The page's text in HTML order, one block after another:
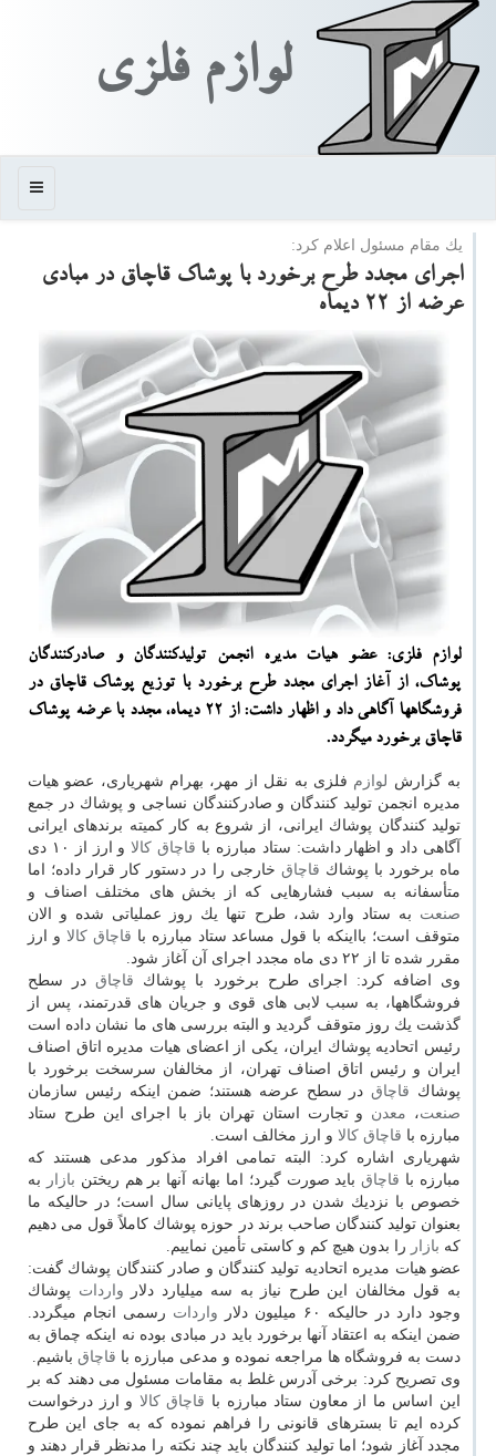
لوازم فلزی
منو
یك مقام مسئول اعلام كرد:
اجرای مجدد طرح برخورد با پوشاك قاچاق در مبادی
عرضه از ۲۲ دیماه
لوازم فلزی: عضو هیات مدیره انجمن تولیدكنندگان و صادركنندگان
پوشاك، از آغاز اجرای مجدد طرح برخورد با توزیع پوشاك قاچاق در
فروشگاهها آگاهی داد و اظهار داشت: از ۲۲ دیماه، مجدد با عرضه پوشاك
قاچاق برخورد میگردد.
به گزارش لوازم فلزی به نقل از مهر، بهرام شهریاری، عضو هیات
مدیره انجمن تولید كنندگان و صادركنندگان نساجی و پوشاك در جمع
تولید كنندگان پوشاك ایرانی، از شروع به كار كمیته برندهای ایرانی
آگاهی داد و اظهار داشت: ستاد مبارزه با قاچاق كالا
و ارز از ۱۰ دی
ماه برخورد با پوشاك قاچاق خارجی را در دستور كار قرار داده؛ اما
متأسفانه به سبب فشارهایی كه از بخش های مختلف اصناف و
صنعت به ستاد وارد شد، طرح تنها یك روز عملیاتی شده و الان
متوقف است؛ بااینكه با قول مساعد ستاد مبارزه با قاچاق كالا و ارز
مقرر شده تا از ۲۲ دی ماه مجدد اجرای آن آغاز شود.
وی اضافه كرد: اجرای طرح برخورد با پوشاك قاچاقدر سطح
فروشگاهها، به سبب لابی های قوی و جریان های قدرتمند، پس از
گذشت یك روز متوقف گردید و البته بررسی های ما نشان داده است
رئیس اتحادیه پوشاك ایران، یكی از اعضای هیات مدیره اتاق اصناف
ایران و رئیس اتاق اصناف تهران، از مخالفان سرسخت برخورد با
پوشاك قاچاقدر سطح عرضه هستند؛ ضمن اینكه رئیس سازمان
صنعت، معدن و تجارت استان تهران باز با اجرای این طرح ستاد
مبارزه با قاچاق كالا و ارز مخالف است.
شهریاری اشاره كرد: البته تمامی افراد مذكور مدعی هستند كه
مبارزه با قاچاقباید صورت گیرد؛ اما بهانه آنها بر هم ریختن بازار
به
خصوص با نزدیك شدن در روزهای پایانی سال است؛ در حالیكه ما
بعنوان تولید كنندگان صاحب برند در حوزه پوشاك كاملاً قول می دهیم
كه بازار را بدون هیچ كم و كاستی تأمین نماییم.
عضو هیات مدیره اتحادیه تولید كنندگان و صادر كنندگان پوشاك گفت:
به قول مخالفان این طرح نیاز به سه میلیارد دلار واردات پوشاك
وجود دارد در حالیكه ۶۰ میلیون دلار
واردات رسمی انجام میگردد.
ضمن اینكه به اعتقاد آنها برخورد باید در مبادی بوده نه اینكه چماق به
دست به فروشگاه ها مراجعه نموده و مدعی مبارزه با قاچاق باشیم.
وی تصریح كرد: برخی آدرس غلط به مقامات مسئول می دهند كه بر
این اساس ما از معاون ستاد مبارزه با قاچاق كالا و ارز درخواست
كرده ایم تا بسترهای قانونی را فراهم نموده كه به جای این طرح
مجدد آغاز شود؛ اما تولید كنندگان باید چند نكته را مدنظر قرار دهند و